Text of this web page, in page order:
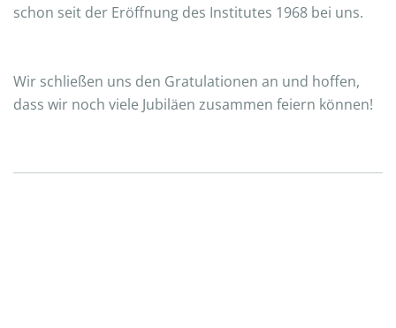
schon seit der Eröffnung des Institutes 1968 bei uns.
Wir schließen uns den Gratulationen an und hoffen,
dass wir noch viele Jubiläen zusammen feiern können!